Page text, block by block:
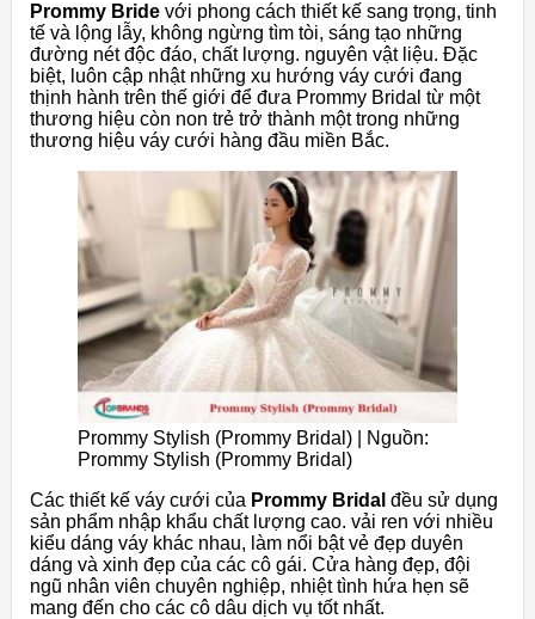
Prommy Bride với phong cách thiết kế sang trọng, tinh
tế và lộng lẫy, không ngừng tìm tòi, sáng tạo những
đường nét độc đáo, chất lượng. nguyên vật liệu. Đặc
biệt, luôn cập nhật những xu hướng váy cưới đang
thịnh hành trên thế giới để đưa Prommy Bridal từ một
thương hiệu còn non trẻ trở thành một trong những
thương hiệu váy cưới hàng đầu miền Bắc.
Prommy Stylish (Prommy Bridal) | Nguồn:
Prommy Stylish (Prommy Bridal)
Các thiết kế váy cưới của Prommy Bridal đều sử dụng
sản phẩm nhập khẩu chất lượng cao. vải ren với nhiều
kiểu dáng váy khác nhau, làm nổi bật vẻ đẹp duyên
dáng và xinh đẹp của các cô gái. Cửa hàng đẹp, đội
ngũ nhân viên chuyên nghiệp, nhiệt tình hứa hẹn sẽ
mang đến cho các cô dâu dịch vụ tốt nhất.